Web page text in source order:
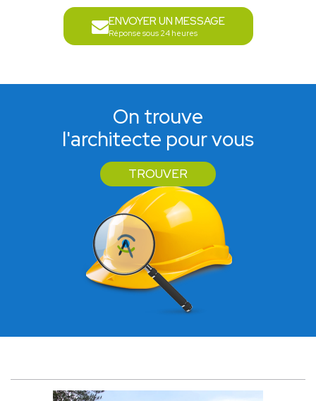
ENVOYER UN MESSAGE
Réponse sous 24 heures
On trouve
l'architecte pour vous
TROUVER